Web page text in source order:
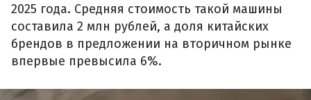
2025 года. Средняя стоимость такой машины
составила 2 млн рублей, а доля китайских
брендов в предложении на вторичном рынке
впервые превысила 6%.